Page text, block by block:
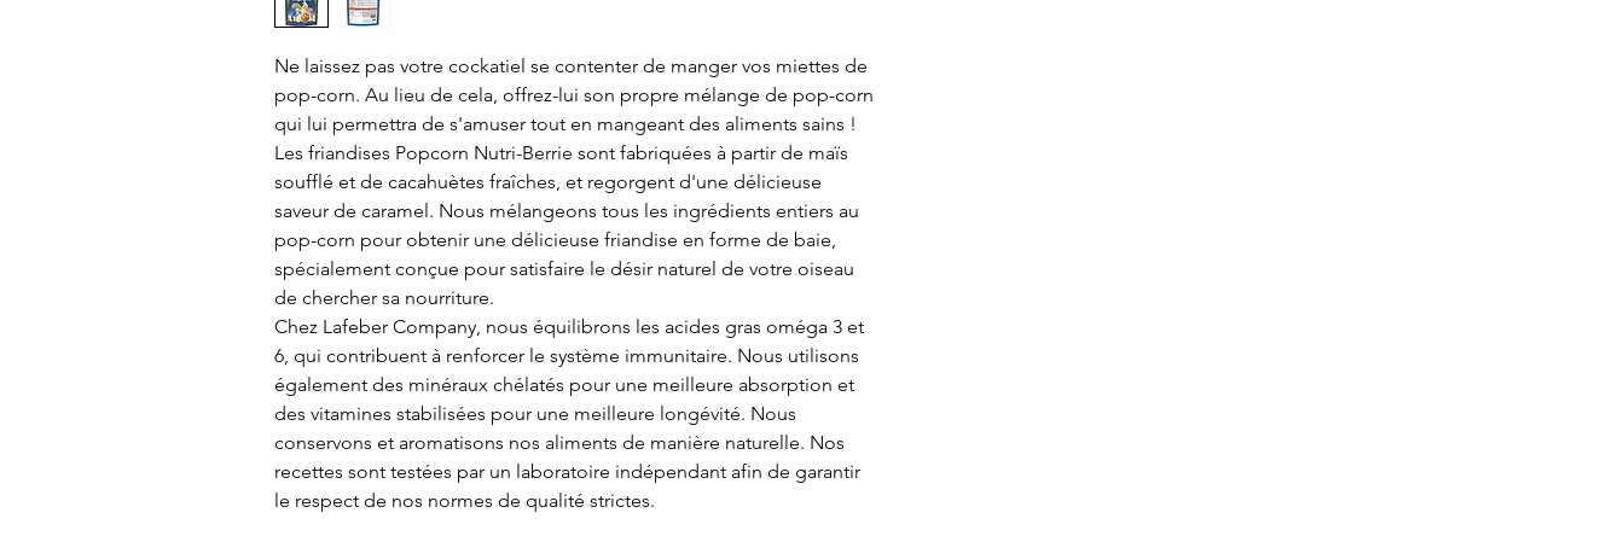
Ne laissez pas votre cockatiel se contenter de manger vos miettes de
pop-corn. Au lieu de cela, offrez-lui son propre mélange de pop-corn
qui lui permettra de s'amuser tout en mangeant des aliments sains !
Les friandises Popcorn Nutri-Berrie sont fabriquées à partir de maïs
soufflé et de cacahuètes fraîches, et regorgent d'une délicieuse
saveur de caramel. Nous mélangeons tous les ingrédients entiers au
pop-corn pour obtenir une délicieuse friandise en forme de baie,
spécialement conçue pour satisfaire le désir naturel de votre oiseau
de chercher sa nourriture.
Chez Lafeber Company, nous équilibrons les acides gras oméga 3 et
6, qui contribuent à renforcer le système immunitaire. Nous utilisons
également des minéraux chélatés pour une meilleure absorption et
des vitamines stabilisées pour une meilleure longévité. Nous
conservons et aromatisons nos aliments de manière naturelle. Nos
recettes sont testées par un laboratoire indépendant afin de garantir
le respect de nos normes de qualité strictes.